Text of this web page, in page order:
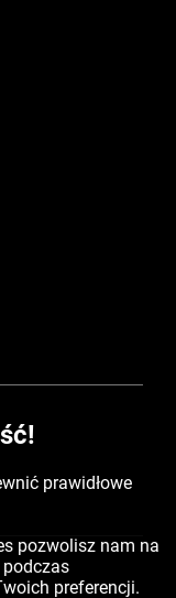
prawidłowe
pozwolisz nam na
preferencji.